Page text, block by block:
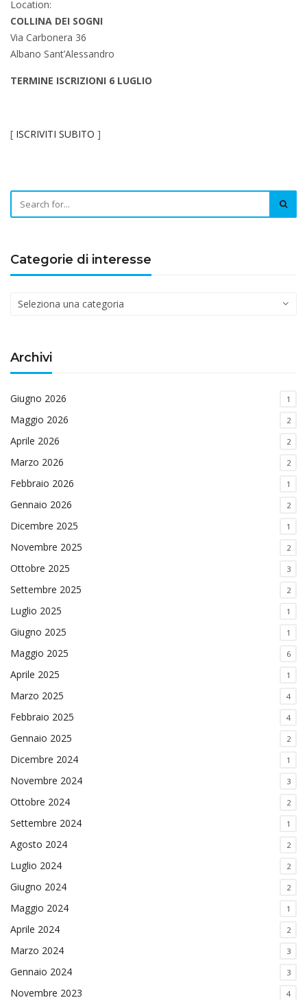
Location:
COLLINA DEI SOGNI
Via Carbonera 36
Albano Sant’Alessandro
TERMINE ISCRIZIONI 6 LUGLIO
[ ISCRIVITI SUBITO ]
Categorie di interesse
Categorie
Archivi
Giugno 2026 1
Maggio 2026 2
Aprile 2026 2
Marzo 2026 2
Febbraio 2026 1
Gennaio 2026 2
Dicembre 2025 1
Novembre 2025 2
Ottobre 2025 3
Settembre 2025 2
Luglio 2025 1
Giugno 2025 1
Maggio 2025 6
Aprile 2025 1
Marzo 2025 4
Febbraio 2025 4
Gennaio 2025 2
Dicembre 2024 1
Novembre 2024 3
Ottobre 2024 2
Settembre 2024 1
Agosto 2024 2
Luglio 2024 2
Giugno 2024 2
Maggio 2024 1
Aprile 2024 2
Marzo 2024 3
Gennaio 2024 3
Novembre 2023 4